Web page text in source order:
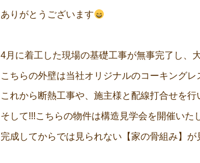
ありがとうございます
4月に着工した現場の基礎工事が無事完了し、
こちらの外壁は当社オリジナルのコーキング
これから断熱工事や、施主様と配線打合せを行
そして!!!こちらの物件は構造見学会を開催いた
完成してからでは見られない【家の骨組み】が